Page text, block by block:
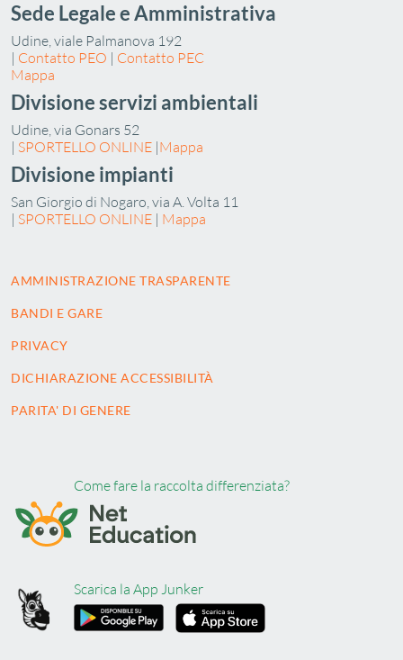
Sede Legale e Amministrativa
Udine, viale Palmanova 192
| Contatto PEO | Contatto PEC
Mappa
Divisione servizi ambientali
Udine, via Gonars 52
| SPORTELLO ONLINE |Mappa
Divisione impianti
San Giorgio di Nogaro, via A. Volta 11
| SPORTELLO ONLINE | Mappa
AMMINISTRAZIONE TRASPARENTE
BANDI E GARE
PRIVACY
DICHIARAZIONE ACCESSIBILITÀ
PARITA' DI GENERE
Come fare la raccolta differenziata?
Scarica la App Junker